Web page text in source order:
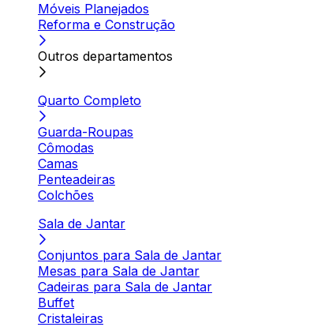
Móveis Planejados
Reforma e Construção
Outros departamentos
Quarto Completo
Guarda-Roupas
Cômodas
Camas
Penteadeiras
Colchões
Sala de Jantar
Conjuntos para Sala de Jantar
Mesas para Sala de Jantar
Cadeiras para Sala de Jantar
Buffet
Cristaleiras